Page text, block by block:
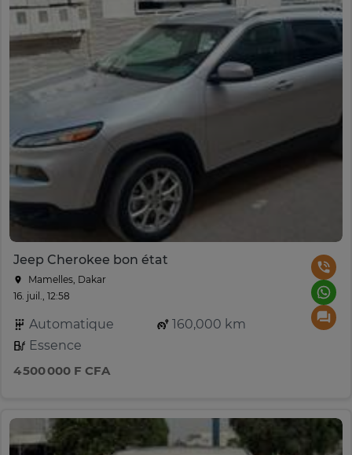
Jeep Cherokee bon état
Mamelles, Dakar
16. juil., 12:58
Automatique
160,000 km
Essence
4 500 000 F CFA